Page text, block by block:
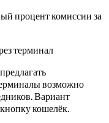
процент комиссии за
терминал
возможно
Вариант
кошелёк.